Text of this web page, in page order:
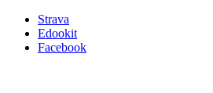
Přejít
obsahu
Strava
Edookit
Facebook